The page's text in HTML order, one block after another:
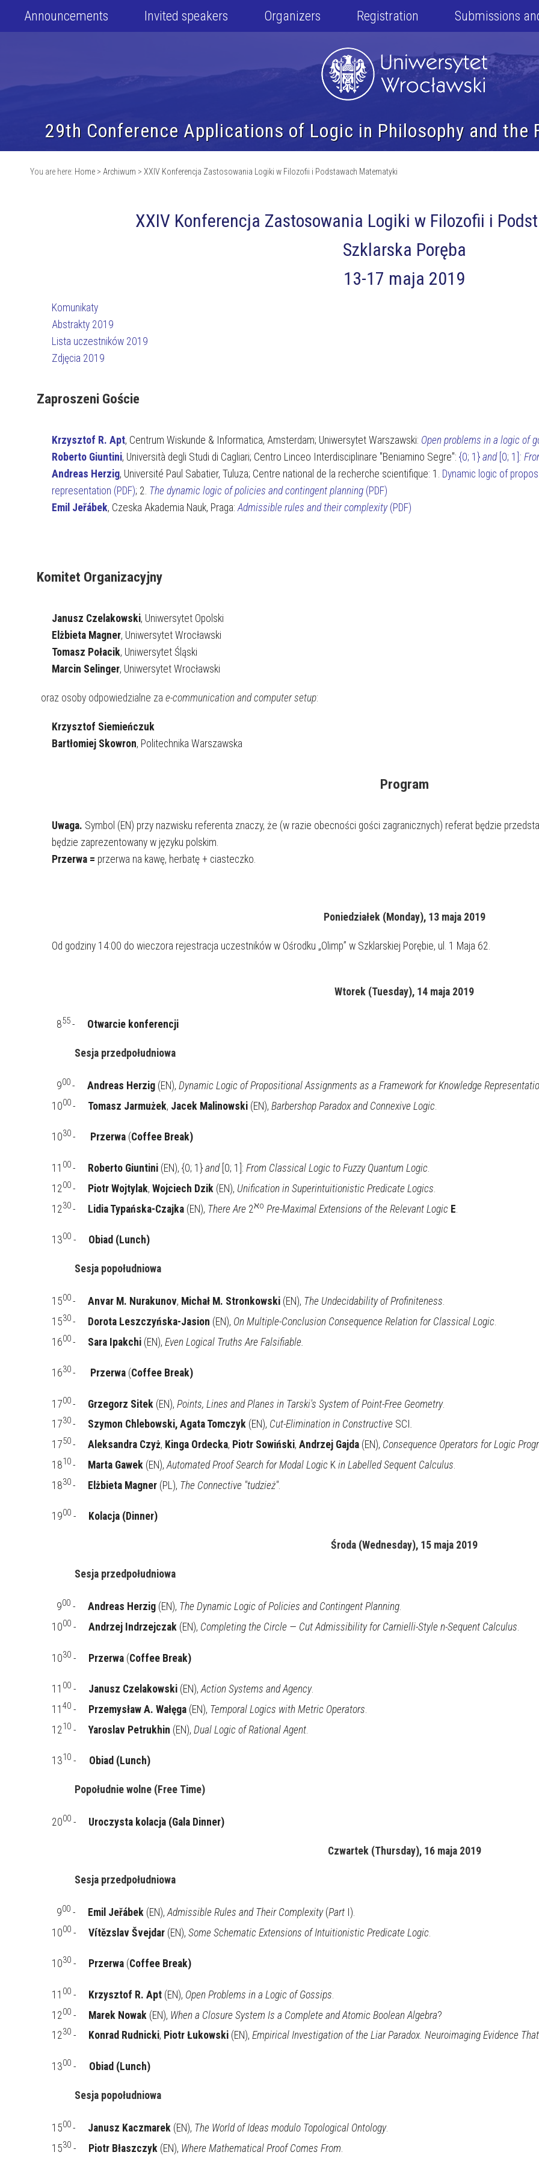
Announcements Invited speakers Organizers Registration Submissions
29th Conference Applications of Logic in Philosophy and
You are here: Home >Archiwum >XXIV Konferencja Zastosowania Logiki w Filozofii i Podstawach Matematyki
XXIV Konferencja Zastosowania Logiki w Filozofii i
Szklarska Poręba
13-17 maja 2019
Komunikaty
Abstrakty 2019
Lista uczestników 2019
Zdjęcia 2019
Zaproszeni Goście
Krzysztof R. Apt, Centrum Wiskunde & Informatica, Amsterdam; Uniwersytet Warszawski: Open problems in a logic of
Roberto Giuntini, Università degli Studi di Cagliari; Centro Linceo Interdisciplinare "Beniamino Segre": {0; 1} and [0; 1] :
Andreas Herzig, Université Paul Sabatier, Tuluza; Centre national de la recherche scientifique: 1. Dynamic logic of
representation (PDF); 2. The dynamic logic of policies and contingent planning (PDF)
Emil Jeřábek, Czeska Akademia Nauk, Praga:Admissible rules and their complexity(PDF)
Komitet Organizacyjny
Janusz Czelakowski, Uniwersytet Opolski
Elżbieta Magner, Uniwersytet Wrocławski
Tomasz Połacik, Uniwersytet Śląski
Marcin Selinger, Uniwersytet Wrocławski
oraz osoby odpowiedzialne zae-communication and computer setup:
Krzysztof Siemieńczuk
Bartłomiej Skowron, Politechnika Warszawska
Program
Uwaga. Symbol (EN) przy nazwisku referenta znaczy, że (w razie obecności gości zagranicznych) referat będzie
będzie zaprezentowany w języku polskim.
Przerwa = przerwa na kawę, herbatę + ciasteczko.
Poniedziałek ( Monday), 13 maja 2019
Od godziny 14:00 do wieczora rejestracja uczestników w Ośrodku „Olimp” w Szklarskiej Porębie, ul. 1 Maja 62.
Wtorek (Tuesday), 14 maja 2019
855 - Otwarcie konferencji
Sesja przedpołudniowa
900- Andreas Herzig (EN), Dynamic Logic of Propositional Assignments as a Framework for Knowledge
1000- Tomasz Jarmużek, Jacek Malinowski (EN), Barbershop Paradox and Connexive Logic
1030 - Przerwa (Coffee Break)
11 00- Roberto Giuntini (EN), {0; 1} and [0; 1]: From Classical Logic to Fuzzy Quantum Logic
1200- Piotr Wojtylak, Wojciech Dzik (EN), Unification in Superintuitionistic Predicate Logics
1230- Lidia Typańska-Czajka (EN), There Are 2ℵo Pre-Maximal Extensions of the Relevant Logic E
1300 - Obiad (Lunch)
Sesja popołudniowa
1500- Anvar M. Nurakunov, Michał M. Stronkowski (EN), The Undecidability of Profiniteness
1530- Dorota Leszczyńska-Jasion (EN), On Multiple-Conclusion Consequence Relation for Classical Logic
1600- Sara Ipakchi (EN), Even Logical Truths Are Falsifiable.
1630 - Przerwa (Coffee Break)
1700- Grzegorz Sitek (EN), Points, Lines and Planes in Tarski's System of Point-Free Geometry.
1730- Szymon Chlebowski, Agata Tomczyk (EN), Cut-Elimination in Constructive SCI .
1750- Aleksandra Czyż, Kinga Ordecka, Piotr Sowiński, Andrzej Gajda (EN), Consequence Operators for Logic
1810- Marta Gawek (EN),Automated Proof Search for Modal Logic K in Labelled Sequent Calculus.
1830- Elżbieta Magner (PL), The Connective "tudzież".
1900 - Kolacja (Dinner)
Środa (Wednesday), 15 maja 2019
Sesja przedpołudniowa
900 - Andreas Herzig (EN), The Dynamic Logic of Policies and Contingent Planning.
1000 - Andrzej Indrzejczak (EN), Completing the Circle — Cut Admissibility for Carnielli-Style n-Sequent Calculus.
1030 - Przerwa (Coffee Break)
11 00 - Janusz Czelakowski (EN), Action Systems and Agency.
11 40 - Przemysław A. Wałęga (EN), Temporal Logics with Metric Operators
1210 -Yaroslav Petrukhin (EN), Dual Logic of Rational Agent
1310 - Obiad (Lunch)
Popołudnie wolne ( Free Time)
2000 - Uroczysta kolacja (Gala Dinner)
Czwartek (Thursday), 16 maja 2019
Sesja przedpołudniowa
900 - Emil Jeřábek (EN), Admissible Rules and Their Complexity(Part I).
1000 - Vítězslav Švejdar (EN), Some Schematic Extensions of Intuitionistic Predicate Logic
1030 - Przerwa (Coffee Break)
11 00 - Krzysztof R. Apt (EN), Open Problems in a Logic of Gossips
1200 - Marek Nowak (EN), When a Closure System Is a Complete and Atomic Boolean Algebra?
1230 - Konrad Rudnicki, Piotr Łukowski (EN), Empirical Investigation of the Liar Paradox. Neuroimaging Evidence
1300 - Obiad (Lunch)
Sesja popołudniowa
1500- Janusz Kaczmarek (EN), The World of Ideas modulo Topological Ontology.
1530 - Piotr Błaszczyk (EN), Where Mathematical Proof Comes From